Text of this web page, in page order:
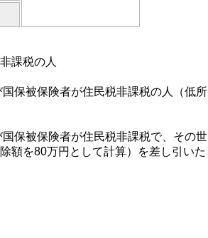
課税の人
保被保険者が住民税非課税の人（低所
保被保険者が住民税非課税で、その世
額を80万円として計算）を差し引いた